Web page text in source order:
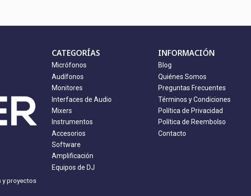
y proyectos
CATEGORÍAS
Micrófonos
Audífonos
Monitores
Interfaces de Audio
Mixers
Instrumentos
Accesorios
Software
Amplificación
Equipos de DJ
INFORMACIÓN
Blog
Quiénes Somos
Preguntas Frecuentes
Términos y Condiciones
Política de Privacidad
Política de Reembolso
Contacto